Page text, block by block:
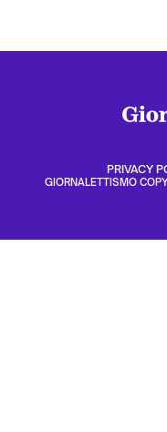
PRIVACY
GIORNALETTISMO